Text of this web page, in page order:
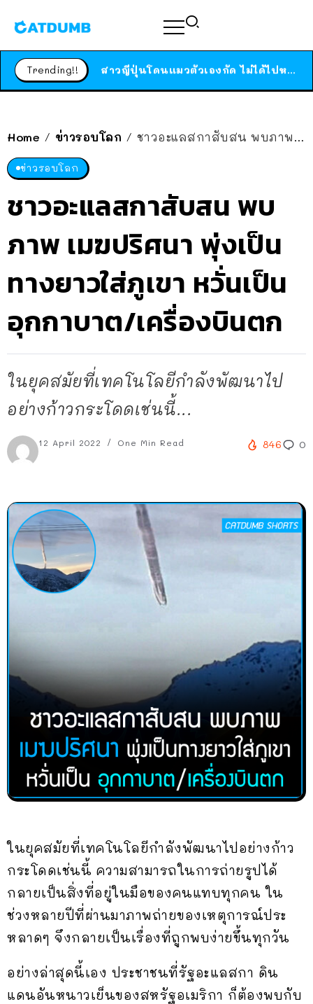
Trending!! ได้เวลาเด็กหนวดรวมตัว RF Online Next เปิดให้เล่นแล้ว เกม Sci-Fi MMORPG ระดับตำนาน เล่นได้ทั้งมือถือและ PC
Home / ข่าวรอบโลก / ชาวอะแลสกาสับสน พบภาพ เมฆปริศนา พุ่งเป็นทางยาวใส่ภูเขา หวั่นเป็น อุกกาบาต/เครื่องบินตก
ข่าวรอบโลก
ชาวอะแลสกาสับสน พบ
ภาพ เมฆปริศนา พุ่งเป็น
ทางยาวใส่ภูเขา หวั่นเป็น
อุกกาบาต/เครื่องบินตก
ในยุคสมัยที่เทคโนโลยีกำลังพัฒนาไป
อย่างก้าวกระโดดเช่นนี้...
12 April 2022 One Min Read 846 0
ในยุคสมัยที่เทคโนโลยีกำลังพัฒนาไปอย่างก้าว
กระโดดเช่นนี้ ความสามารถในการถ่ายรูปได้
กลายเป็นสิ่งที่อยู่ในมือของคนแทบทุกคน ใน
ช่วงหลายปีที่ผ่านมาภาพถ่ายของเหตุการณ์ประ
หลาดๆ จึงกลายเป็นเรื่องที่ถูกพบง่ายขึ้นทุกวัน
อย่างล่าสุดนี้เอง ประชาชนที่รัฐอะแลสกา ดิน
แดนอันหนาวเย็นของสหรัฐอเมริกา ก็ต้องพบกับ